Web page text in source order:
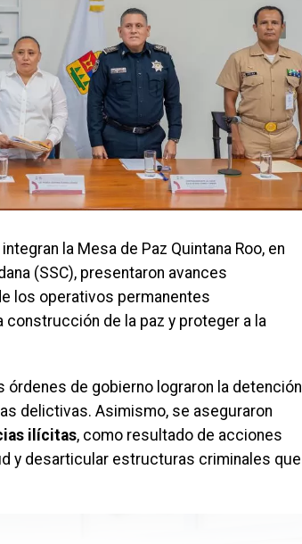
la Mesa de Paz Quintana Roo, en
(SSC), presentaron avances
los operativos permanentes
de la paz y proteger a la
de gobierno lograron la detención
delictivas. Asimismo, se aseguraron
ilícitas, como resultado de acciones
y desarticular estructuras criminales que